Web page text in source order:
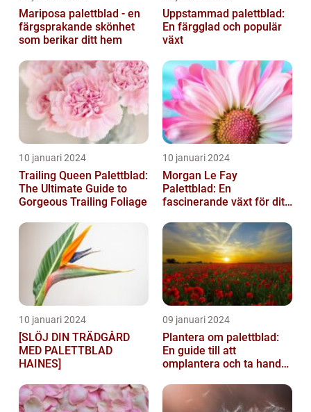
Mariposa palettblad - en
färgsprakande skönhet
som berikar ditt hem
Uppstammad palettblad:
En färgglad och populär
växt
10 januari 2024
Trailing Queen Palettblad:
The Ultimate Guide to
Gorgeous Trailing Foliage
10 januari 2024
Morgan Le Fay
Palettblad: En
fascinerande växt för ditt
10 januari 2024
[SLÖJ DIN TRÄDGÅRD
MED PALETTBLAD
HAINES]
09 januari 2024
Plantera om palettblad:
En guide till att
omplantera och ta hand